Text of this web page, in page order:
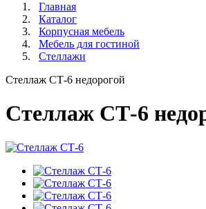
Главная
Каталог
Корпусная мебель
Мебель для гостиной
Стеллажи
Стеллаж СТ-6 недорогой
Стеллаж СТ-6